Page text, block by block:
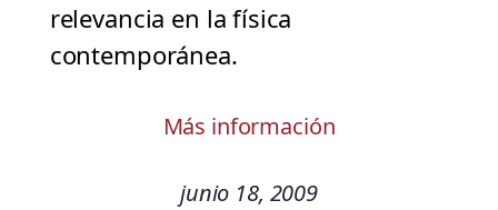
relevancia en la física
contemporánea.
Más información
junio 18, 2009